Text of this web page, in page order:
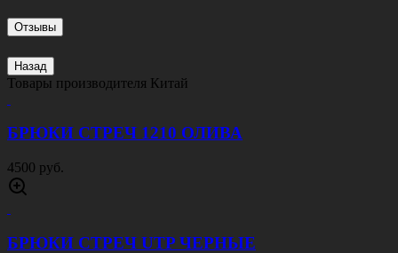
Отзывы
Назад
Товары производителя Китай
БРЮКИ СТРЕЧ 1210 ОЛИВА
4500 руб.
БРЮКИ СТРЕЧ UTP ЧЕРНЫЕ